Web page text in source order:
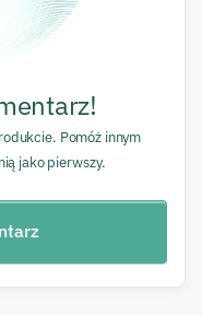
Pomóż innym
jako pierwszy.